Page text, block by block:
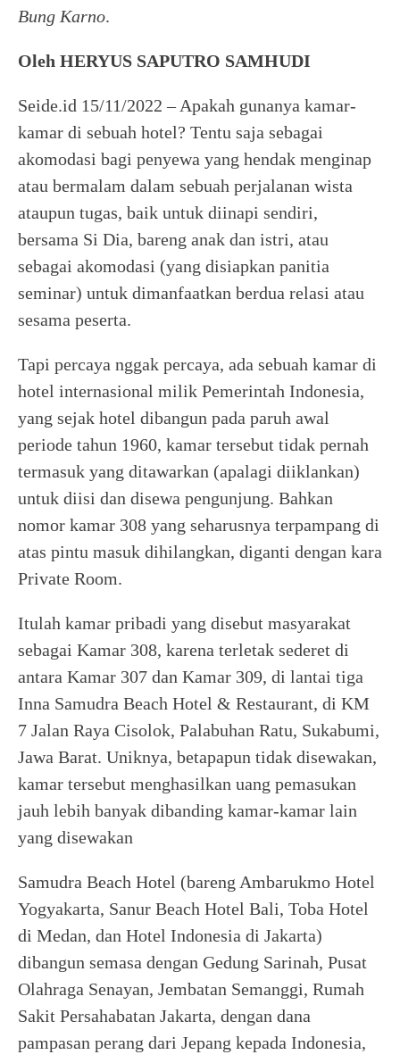
Bung Karno.
Oleh HERYUS SAPUTRO SAMHUDI
Seide.id 15/11/2022 – Apakah gunanya kamar-
kamar di sebuah hotel? Tentu saja sebagai
akomodasi bagi penyewa yang hendak menginap
atau bermalam dalam sebuah perjalanan wista
ataupun tugas, baik untuk diinapi sendiri,
bersama Si Dia, bareng anak dan istri, atau
sebagai akomodasi (yang disiapkan panitia
seminar) untuk dimanfaatkan berdua relasi atau
sesama peserta.
Tapi percaya nggak percaya, ada sebuah kamar di
hotel internasional milik Pemerintah Indonesia,
yang sejak hotel dibangun pada paruh awal
periode tahun 1960, kamar tersebut tidak pernah
termasuk yang ditawarkan (apalagi diiklankan)
untuk diisi dan disewa pengunjung. Bahkan
nomor kamar 308 yang seharusnya terpampang di
atas pintu masuk dihilangkan, diganti dengan kara
Private Room.
Itulah kamar pribadi yang disebut masyarakat
sebagai Kamar 308, karena terletak sederet di
antara Kamar 307 dan Kamar 309, di lantai tiga
Inna Samudra Beach Hotel & Restaurant, di KM
7 Jalan Raya Cisolok, Palabuhan Ratu, Sukabumi,
Jawa Barat. Uniknya, betapapun tidak disewakan,
kamar tersebut menghasilkan uang pemasukan
jauh lebih banyak dibanding kamar-kamar lain
yang disewakan
Samudra Beach Hotel (bareng Ambarukmo Hotel
Yogyakarta, Sanur Beach Hotel Bali, Toba Hotel
di Medan, dan Hotel Indonesia di Jakarta)
dibangun semasa dengan Gedung Sarinah, Pusat
Olahraga Senayan, Jembatan Semanggi, Rumah
Sakit Persahabatan Jakarta, dengan dana
pampasan perang dari Jepang kepada Indonesia,